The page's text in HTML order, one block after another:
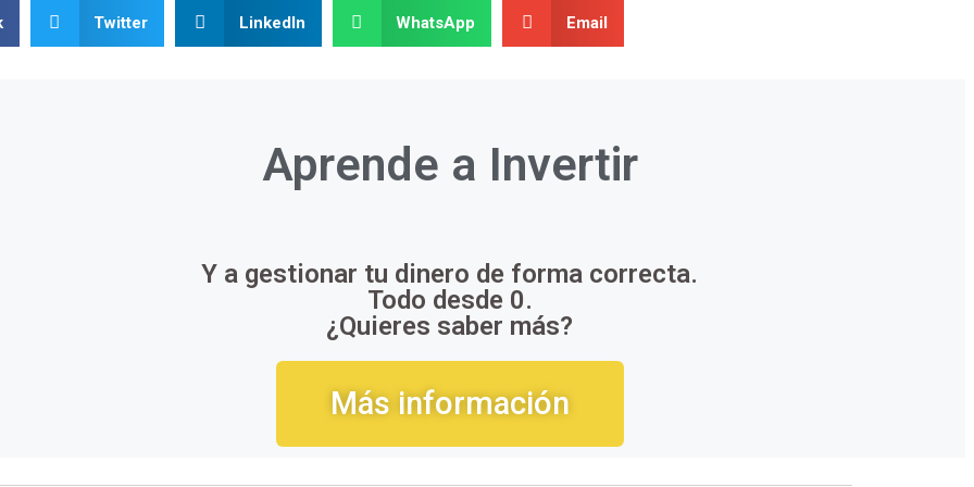
Twitter LinkedIn WhatsApp Email
Aprende a Invertir
Y a gestionar tu dinero de forma correcta.
Todo desde 0.
¿Quieres saber más?
Más información